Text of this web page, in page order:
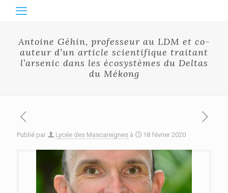
Antoine Géhin, professeur au LDM et co-
auteur d’un article scientifique traitant
l’arsenic dans les écosystèmes du Deltas
du Mékong
Publié par Lycée des Mascareignes à 18 février 2020